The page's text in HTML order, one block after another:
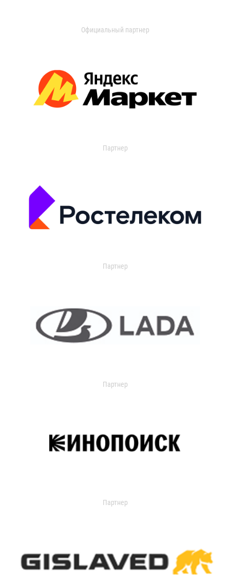
Официальный партнер
Партнер
Партнер
Партнер
Партнер